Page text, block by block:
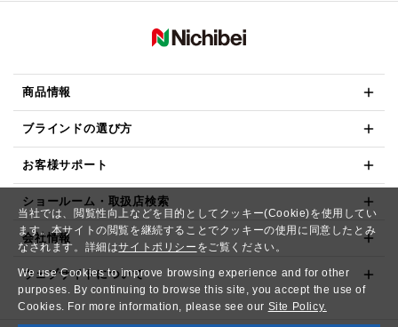
当社では、閲覧性向上などを目的としてクッキー(Cookie)を使用してい
ます。本サイトの閲覧を継続することでクッキーの使用に同意したとみ
なされます。詳細はサイトポリシー をご覧ください。
We use Cookies to improve browsing experience and for other
purposes. By continuing to browse this site, you accept the use of
Cookies. For more information, please see our Site Policy.
商品情報
ブラインドの選び方
お客様サポート
ショールーム・取扱店検索
会社情報
ウェブサイトについて